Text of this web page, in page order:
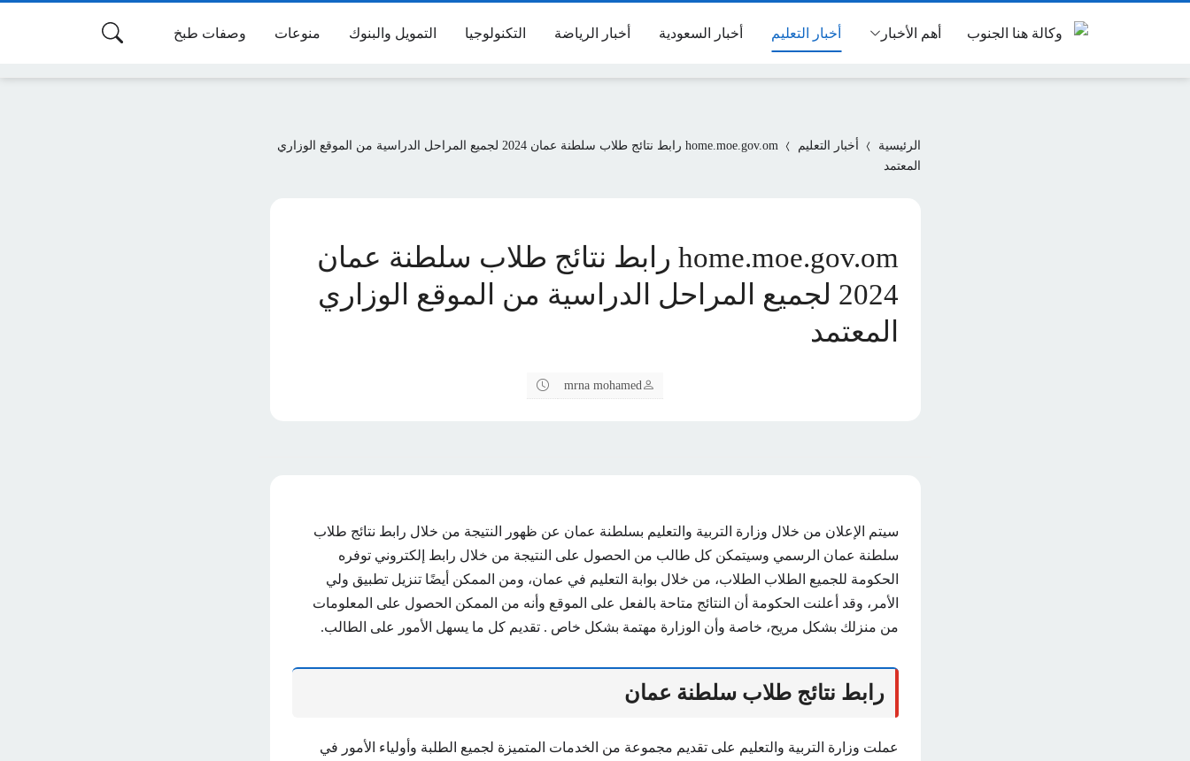
أهم الأخبار أخبار التعليم أخبار السعودية أخبار الرياضة التكنولوجيا التمويل والبنوك منوعات وصفات طبخ
الرئيسية أخبار التعليم
home.moe.gov.om رابط نتائج طلاب سلطنة عمان 2024 لجميع المراحل الدراسية من الموقع الوزاري
المعتمد
home.moe.gov.om رابط نتائج طلاب سلطنة عمان
2024 لجميع المراحل الدراسية من الموقع الوزاري
المعتمد
mrna mohamed
سيتم الإعلان من خلال وزارة التربية والتعليم بسلطنة عمان عن ظهور النتيجة من خلال رابط نتائج طلاب
سلطنة عمان الرسمي وسيتمكن كل طالب من الحصول على النتيجة من خلال رابط إلكتروني توفره
الحكومة للجميع الطلاب الطلاب، من خلال بوابة التعليم في عمان، ومن الممكن أيضًا تنزيل تطبيق ولي
الأمر، وقد أعلنت الحكومة أن النتائج متاحة بالفعل على الموقع وأنه من الممكن الحصول على المعلومات
من منزلك بشكل مريح، خاصة وأن الوزارة مهتمة بشكل خاص . تقديم كل ما يسهل الأمور على الطالب.
رابط نتائج طلاب سلطنة عمان
عملت وزارة التربية والتعليم على تقديم مجموعة من الخدمات المتميزة لجميع الطلبة وأولياء الأمور في